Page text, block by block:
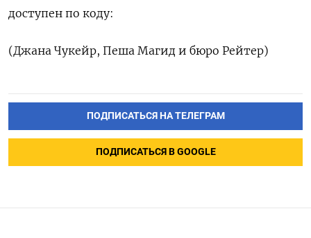
доступен ‌по коду:
(Джана Чукейр, Пеша Магид и бюро Рейтер)
ПОДПИСАТЬСЯ НА ТЕЛЕГРАМ
ПОДПИСАТЬСЯ В GOOGLE